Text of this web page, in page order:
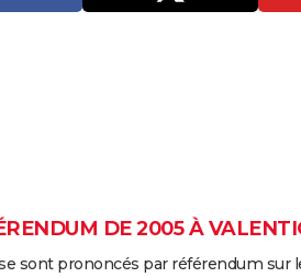
DE 2005 À
sont prononcés par référendum sur